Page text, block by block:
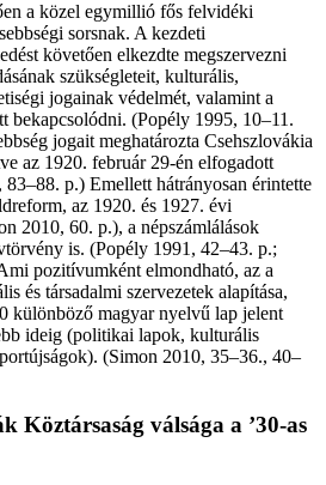
a közel egymillió fős felvidéki
sorsnak. A kezdeti
követően elkezdte megszervezni
szükségleteit, kulturális,
jogainak védelmét, valamint a
bekapcsolódni. (Popély 1995, 10–11.
jogait meghatározta Csehszlovákia
az 1920. február 29-én elfogadott
p.) Emellett hátrányosan érintette
az 1920. és 1927. évi
2010, 60. p.), a népszámlálások
is. (Popély 1991, 42–43. p.;
pozitívumként elmondható, az a
és társadalmi szervezetek alapítása,
különböző magyar nyelvű lap jelent
ideig (politikai lapok, kulturális
(Simon 2010, 35–36., 40–
Köztársaság válsága a ’30-as